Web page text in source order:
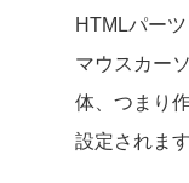
HTMLパー
マウスカー
体、つまり
設定されます